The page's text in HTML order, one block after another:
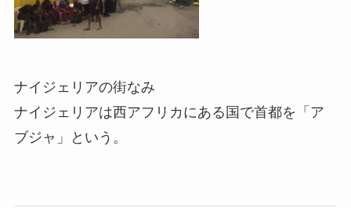
ナイジェリアの街なみ
ナイジェリアは西アフリカにある国で首都を「ア
ブジャ」という。